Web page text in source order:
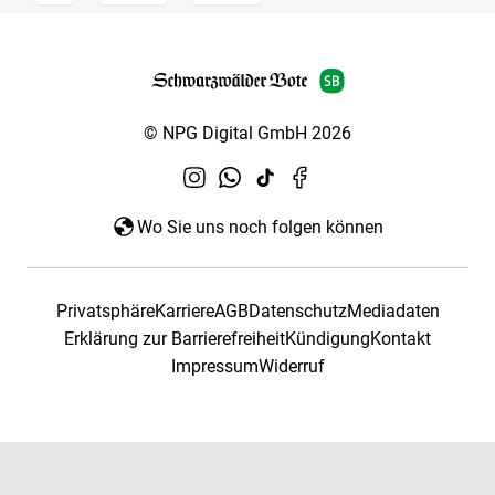
© NPG Digital GmbH 2026
Wo Sie uns noch folgen können
PrivatsphäreKarriereAGBDatenschutzMediadaten
Erklärung zur BarrierefreiheitKündigungKontakt
ImpressumWiderruf